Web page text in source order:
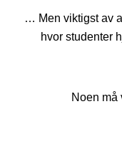
… Men viktigst av
hvor studenter
Noen må